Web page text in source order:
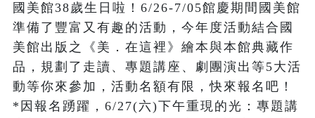
國美館38歲生日啦！6/26-7/05館慶期間國美館
準備了豐富又有趣的活動，今年度活動結合國
美館出版之《美．在這裡》繪本與本館典藏作
品，規劃了走讀、專題講座、劇團演出等5大活
動等你來參加，活動名額有限，快來報名吧！
*因報名踴躍，6/27(六)下午重現的光：專題講